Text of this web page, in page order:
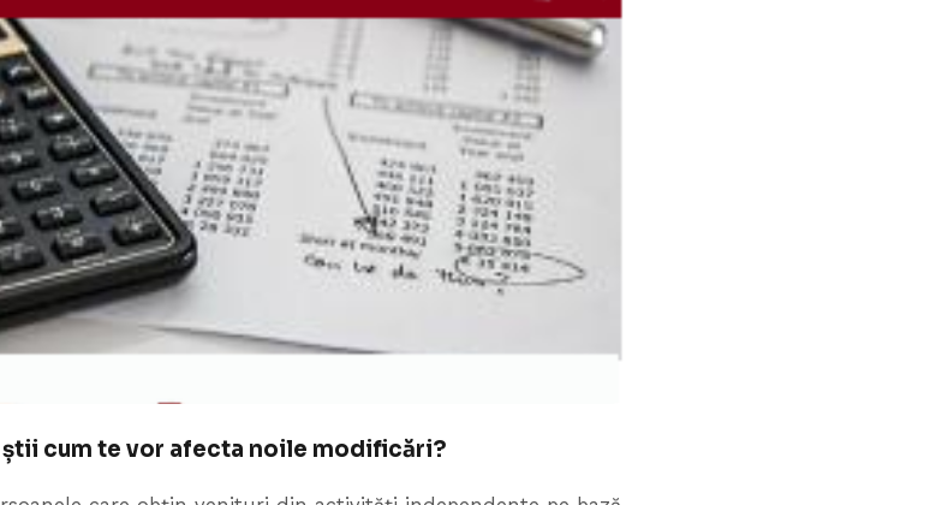
știi cum te vor afecta noile modificări?